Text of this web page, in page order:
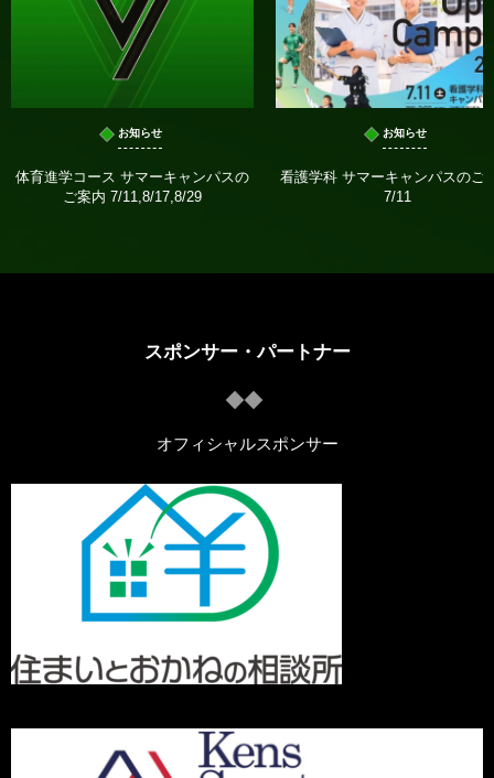
お知らせ
体育進学コース サマーキャンパスの
ご案内 7/11,8/17,8/29
お知らせ
看護学科 サマーキャンパスのご
7/11
スポンサー・パートナー
オフィシャルスポンサー